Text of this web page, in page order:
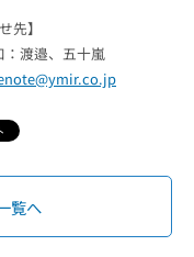
先】
渡邉、五十嵐
覧へ